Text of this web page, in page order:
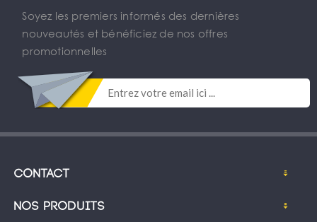
Soyez les premiers informés des dernières
nouveautés et bénéficiez de nos offres
promotionnelles
Contact
Nos produits